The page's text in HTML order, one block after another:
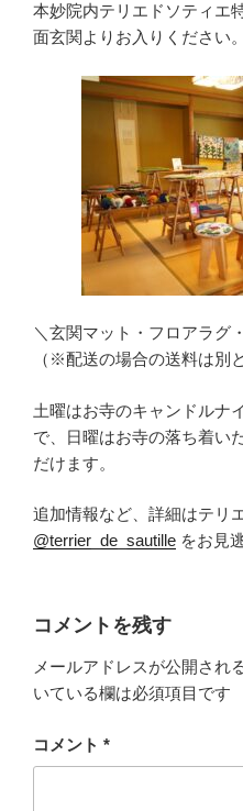
本妙院内テリエドソティエ
面玄関よりお入りください。
＼玄関マット・フロアラグ
（※配送の場合の送料は別
土曜はお寺のキャンドルナ
で、日曜はお寺の落ち着い
だけます。
追加情報など、詳細はテリ
@terrier_de_sautille をお見
コメントを残す
メールアドレスが公開され
いている欄は必須項目です
コメント *